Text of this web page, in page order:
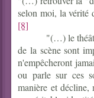
selon moi, la vérité
[8]
"(…) le
de la scène sont
n'empêcheront
ou parle sur ces
manière et décline,